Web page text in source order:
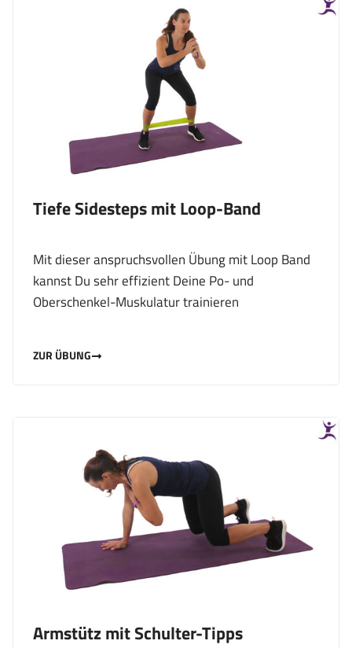
Tiefe Sidesteps mit Loop-Band
Mit dieser anspruchsvollen Übung mit Loop Band
kannst Du sehr effizient Deine Po- und
Oberschenkel-Muskulatur trainieren
ZUR ÜBUNG
Armstütz mit Schulter-Tipps